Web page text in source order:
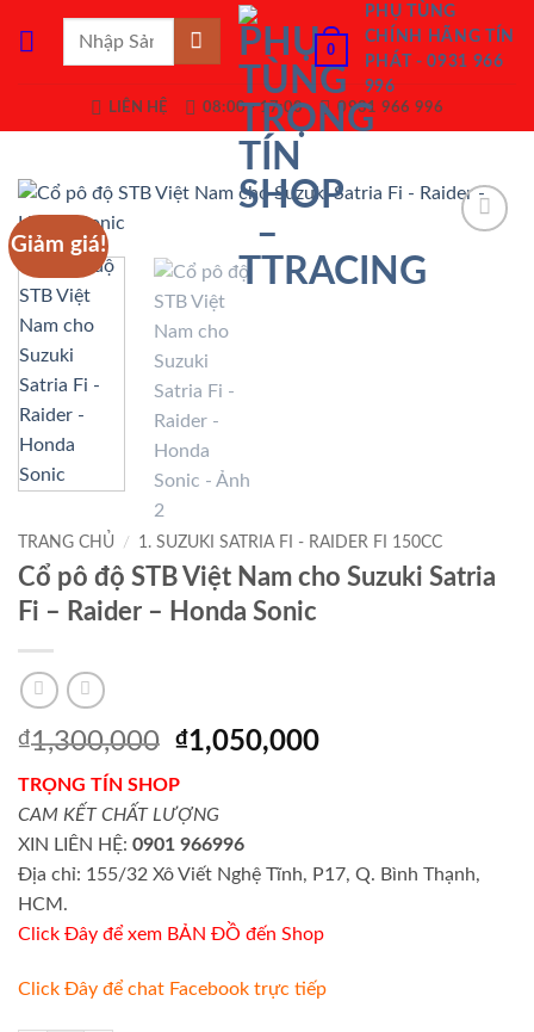
0
PHỤ TÙNG
CHÍNH HÃNG TÍN
PHÁT - 0931 966
996
LIÊN HỆ 08:00 - 17:00 0931 966 996
Giảm giá!
TRANG CHỦ / 1. SUZUKI SATRIA FI - RAIDER FI 150CC
Cổ pô độ STB Việt Nam cho Suzuki Satria
Fi – Raider – Honda Sonic
₫1,300,000 Giá
là:
₫1,300,000.
₫1,050,000Giá
TRỌNG TÍN SHOP
CAM KẾT CHẤT LƯỢNG
XIN LIÊN HỆ: 0901 966996
Địa chỉ: 155/32 Xô Viết Nghệ Tĩnh, P17, Q. Bình Thạnh,
HCM.
Click Đây để xem BẢN ĐỒ đến Shop
Click Đây để chat Facebook trực tiếp